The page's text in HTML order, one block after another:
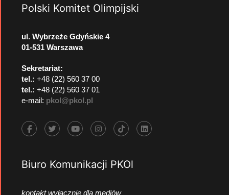
Polski Komitet Olimpijski
ul. Wybrzeże Gdyńskie 4
01-531 Warszawa
Sekretariat:
tel.: +48 (22) 560 37 00
tel.: +48 (22) 560 37 01
e-mail: pkol@pkol.pl
Biuro Komunikacji PKOl
kontakt wyłącznie dla mediów